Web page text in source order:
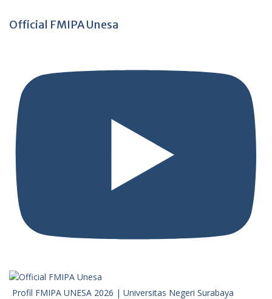
Official FMIPA Unesa
Profil FMIPA UNESA 2026 | Universitas Negeri Surabaya